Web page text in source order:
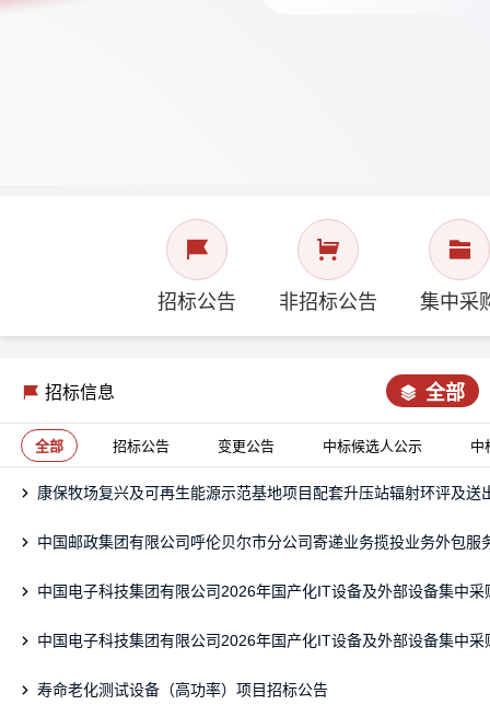
招标公告 非招标公告 集中采
招标信息 全部
全部 招标公告 变更公告 中标候选人公示 中
中国邮政集团有限公司呼伦贝尔市分公司寄递业务揽投业务外包服
寿命老化测试设备（高功率）项目招标公告